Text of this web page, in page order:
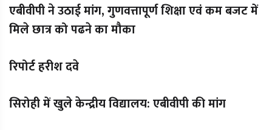
एबीवीपी ने उठाई मांग, गुणवत्तापूर्ण शिक्षा एवं कम बजट में
मिले छात्र को पढने का मौका
रिपोर्ट हरीश दवे
सिरोही में खुले केन्द्रीय विद्यालय: एबीवीपी की मांग